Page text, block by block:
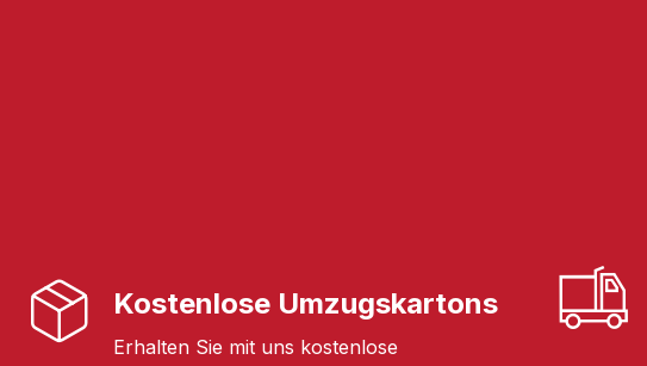
Kostenlose Umzugskartons
Erhalten Sie mit uns kostenlose